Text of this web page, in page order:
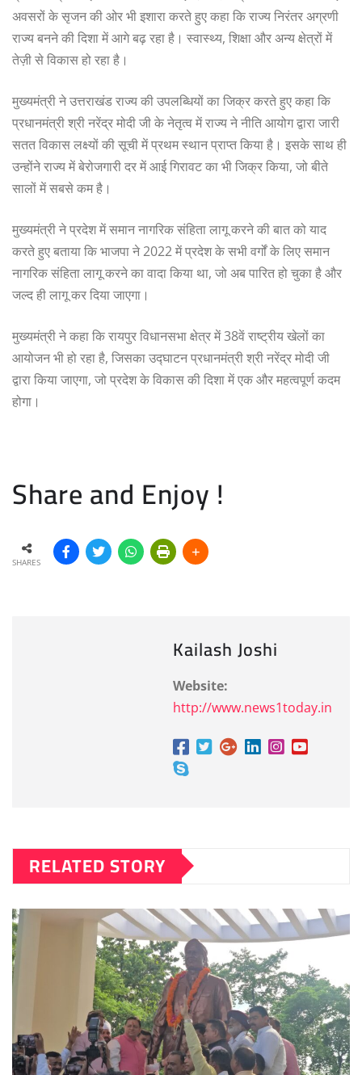
अवसरों के सृजन की ओर भी इशारा करते हुए कहा कि राज्य निरंतर अग्रणी
राज्य बनने की दिशा में आगे बढ़ रहा है। स्वास्थ्य, शिक्षा और अन्य क्षेत्रों में
तेज़ी से विकास हो रहा है।
मुख्यमंत्री ने उत्तराखंड राज्य की उपलब्धियों का जिक्र करते हुए कहा कि
प्रधानमंत्री श्री नरेंद्र मोदी जी के नेतृत्व में राज्य ने नीति आयोग द्वारा जारी
सतत विकास लक्ष्यों की सूची में प्रथम स्थान प्राप्त किया है। इसके साथ ही
उन्होंने राज्य में बेरोजगारी दर में आई गिरावट का भी जिक्र किया, जो बीते
सालों में सबसे कम है।
मुख्यमंत्री ने प्रदेश में समान नागरिक संहिता लागू करने की बात को याद
करते हुए बताया कि भाजपा ने 2022 में प्रदेश के सभी वर्गों के लिए समान
नागरिक संहिता लागू करने का वादा किया था, जो अब पारित हो चुका है और
जल्द ही लागू कर दिया जाएगा।
मुख्यमंत्री ने कहा कि रायपुर विधानसभा क्षेत्र में 38वें राष्ट्रीय खेलों का
आयोजन भी हो रहा है, जिसका उद्घाटन प्रधानमंत्री श्री नरेंद्र मोदी जी
द्वारा किया जाएगा, जो प्रदेश के विकास की दिशा में एक और महत्वपूर्ण कदम
होगा।
Share and Enjoy !
SHARES
Kailash Joshi
Website:
http://www.news1today.in
RELATED STORY